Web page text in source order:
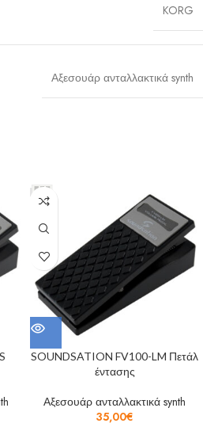
KORG
Αξεσουάρ ανταλλακτικά synth
SOUNDSATION FV100-LM Πετάλ
έντασης
Αξεσουάρ ανταλλακτικά synth
35,00€